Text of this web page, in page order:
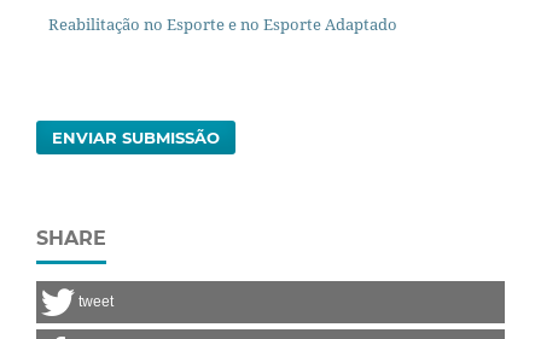
Reabilitação no Esporte e no Esporte Adaptado
ENVIAR SUBMISSÃO
SHARE
tweet